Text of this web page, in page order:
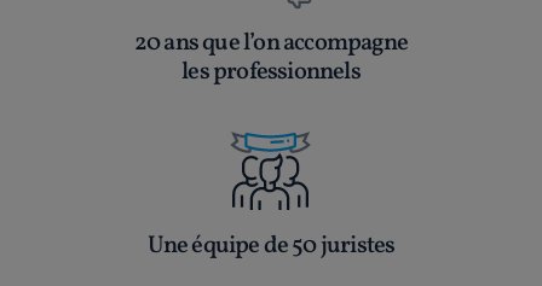
20 ans que l’on accompagne
les professionnels
Une équipe de 50 juristes